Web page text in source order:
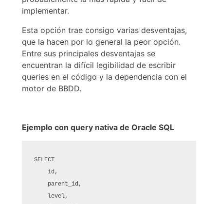
implementar.
Esta opción trae consigo varias desventajas,
que la hacen por lo general la peor opción.
Entre sus principales desventajas se
encuentran la difícil legibilidad de escribir
queries en el código y la dependencia con el
motor de BBDD.
Ejemplo con query nativa de Oracle SQL
SELECT
    id,
    parent_id,
    level,